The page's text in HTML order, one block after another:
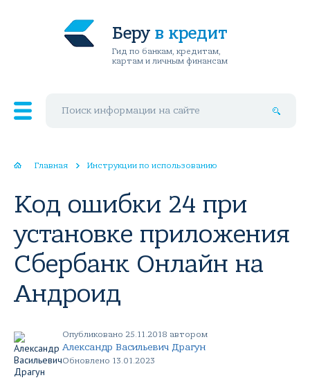
Беру в кредит
Гид по банкам, кредитам,
картам и личным финансам
Главная Инструкции по использованию
Код ошибки 24 при
установке приложения
Сбербанк Онлайн на
Андроид
Опубликовано 25.11.2018 автором
Александр Васильевич Драгун
Обновлено 13.01.2023